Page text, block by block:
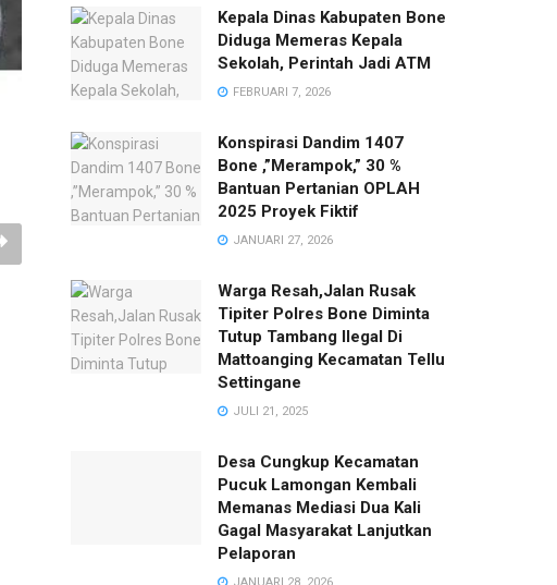
Kepala Dinas Kabupaten Bone
Diduga Memeras Kepala
Sekolah, Perintah Jadi ATM
FEBRUARI 7, 2026
Konspirasi Dandim 1407
Bone ,”Merampok,” 30 %
Bantuan Pertanian OPLAH
2025 Proyek Fiktif
JANUARI 27, 2026
Warga Resah,Jalan Rusak
Tipiter Polres Bone Diminta
Tutup Tambang Ilegal Di
Mattoanging Kecamatan Tellu
Settingane
JULI 21, 2025
Desa Cungkup Kecamatan
Pucuk Lamongan Kembali
Memanas Mediasi Dua Kali
Gagal Masyarakat Lanjutkan
Pelaporan